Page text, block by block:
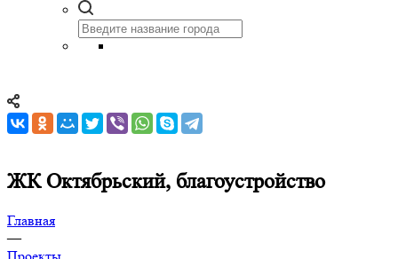
ЖК Октябрьский, благоустройство
Главная
—